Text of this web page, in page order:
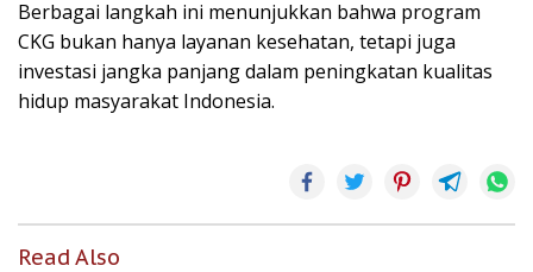
Berbagai langkah ini menunjukkan bahwa program
CKG bukan hanya layanan kesehatan, tetapi juga
investasi jangka panjang dalam peningkatan kualitas
hidup masyarakat Indonesia.
Read Also